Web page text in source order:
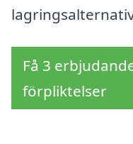
Få 3
förpliktelser